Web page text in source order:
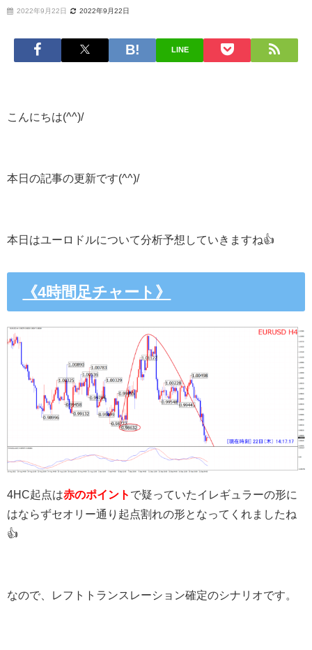
2022年9月22日 2022年9月22日
LINE
こんにちは(^^)/
本日の記事の更新です(^^)/
本日はユーロドルについて分析予想していきますね👍
《4時間足チャート》
4HC起点は赤のポイント で疑っていたイレギュラーの形に
はならずセオリー通り起点割れの形となってくれましたね
👍
なので、レフトトランスレーション確定のシナリオです。